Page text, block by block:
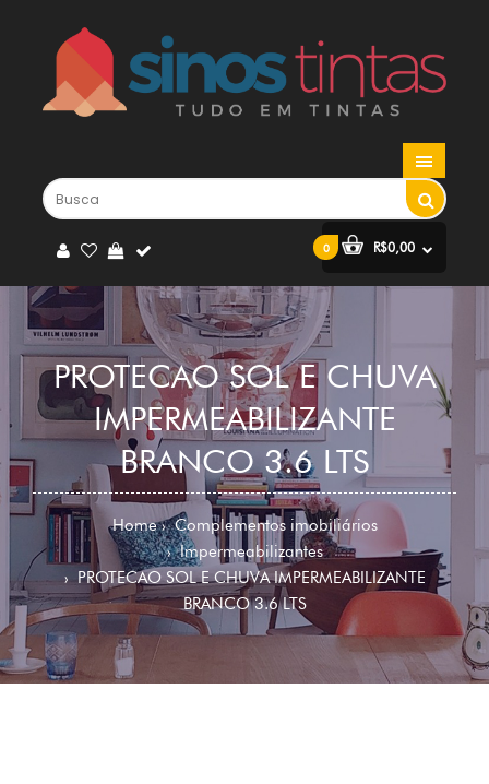
0 R$0,00
PROTECAO SOL E CHUVA
IMPERMEABILIZANTE
BRANCO 3.6 LTS
Home
Complementos imobiliários
Impermeabilizantes
PROTECAO SOL E CHUVA IMPERMEABILIZANTE
BRANCO 3.6 LTS